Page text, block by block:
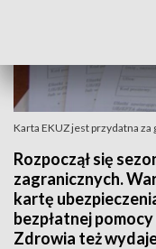
Karta EKUZ jest przydatna za
Rozpoczął się
zagranicznych.
kartę
bezpłatnej
Zdrowia też